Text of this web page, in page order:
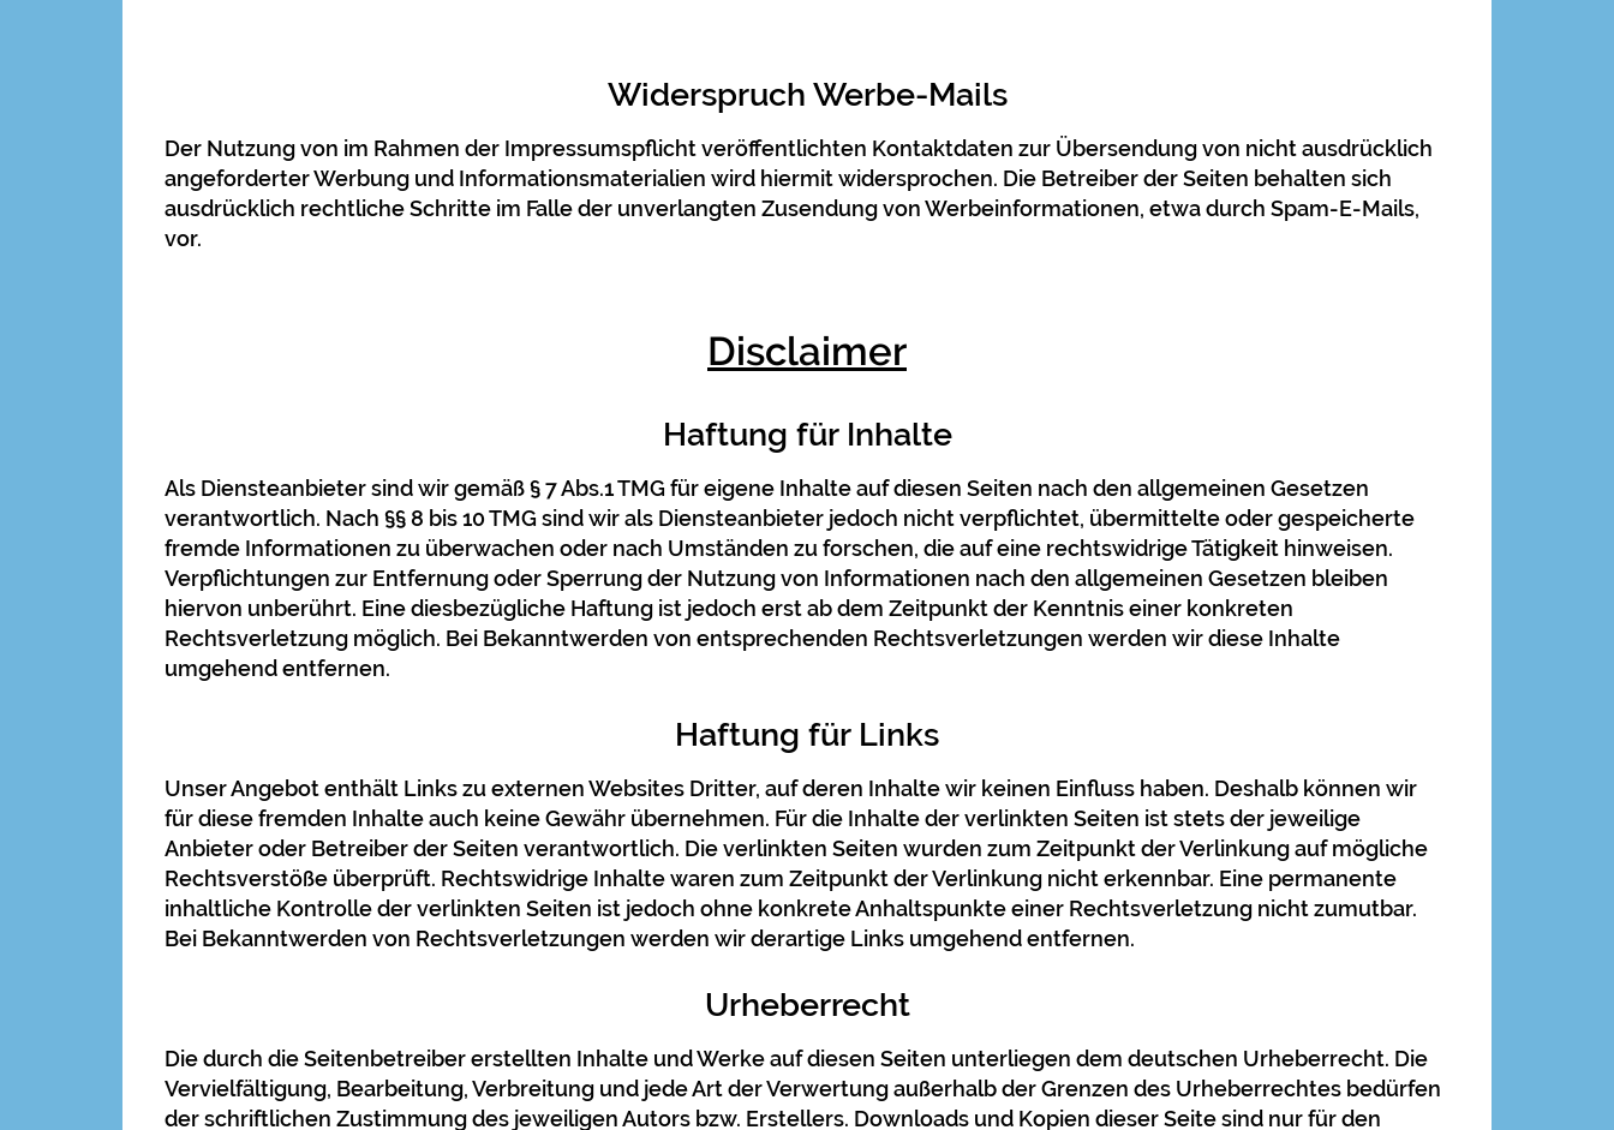
Widerspruch Werbe-Mails
Der Nutzung von im Rahmen der Impressumspflicht veröffentlichten Kontaktdaten zur Übersendung von nicht ausdrücklich
angeforderter Werbung und Informationsmaterialien wird hiermit widersprochen. Die Betreiber der Seiten behalten sich
ausdrücklich rechtliche Schritte im Falle der unverlangten Zusendung von Werbeinformationen, etwa durch Spam-E-Mails,
vor.
Disclaimer
Haftung für Inhalte
Als Diensteanbieter sind wir gemäß § 7 Abs.1 TMG für eigene Inhalte auf diesen Seiten nach den allgemeinen Gesetzen
verantwortlich. Nach §§ 8 bis 10 TMG sind wir als Diensteanbieter jedoch nicht verpflichtet, übermittelte oder gespeicherte
fremde Informationen zu überwachen oder nach Umständen zu forschen, die auf eine rechtswidrige Tätigkeit hinweisen.
Verpflichtungen zur Entfernung oder Sperrung der Nutzung von Informationen nach den allgemeinen Gesetzen bleiben
hiervon unberührt. Eine diesbezügliche Haftung ist jedoch erst ab dem Zeitpunkt der Kenntnis einer konkreten
Rechtsverletzung möglich. Bei Bekanntwerden von entsprechenden Rechtsverletzungen werden wir diese Inhalte
umgehend entfernen.
Haftung für Links
Unser Angebot enthält Links zu externen Websites Dritter, auf deren Inhalte wir keinen Einfluss haben. Deshalb können wir
für diese fremden Inhalte auch keine Gewähr übernehmen. Für die Inhalte der verlinkten Seiten ist stets der jeweilige
Anbieter oder Betreiber der Seiten verantwortlich. Die verlinkten Seiten wurden zum Zeitpunkt der Verlinkung auf mögliche
Rechtsverstöße überprüft. Rechtswidrige Inhalte waren zum Zeitpunkt der Verlinkung nicht erkennbar. Eine permanente
inhaltliche Kontrolle der verlinkten Seiten ist jedoch ohne konkrete Anhaltspunkte einer Rechtsverletzung nicht zumutbar.
Bei Bekanntwerden von Rechtsverletzungen werden wir derartige Links umgehend entfernen.
Urheberrecht
Die durch die Seitenbetreiber erstellten Inhalte und Werke auf diesen Seiten unterliegen dem deutschen Urheberrecht. Die
Vervielfältigung, Bearbeitung, Verbreitung und jede Art der Verwertung außerhalb der Grenzen des Urheberrechtes bedürfen
der schriftlichen Zustimmung des jeweiligen Autors bzw. Erstellers. Downloads und Kopien dieser Seite sind nur für den